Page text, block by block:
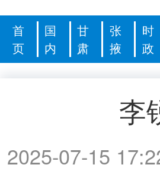
首
页
国
内
甘
肃
张
掖
时
政
李
2025-07-15